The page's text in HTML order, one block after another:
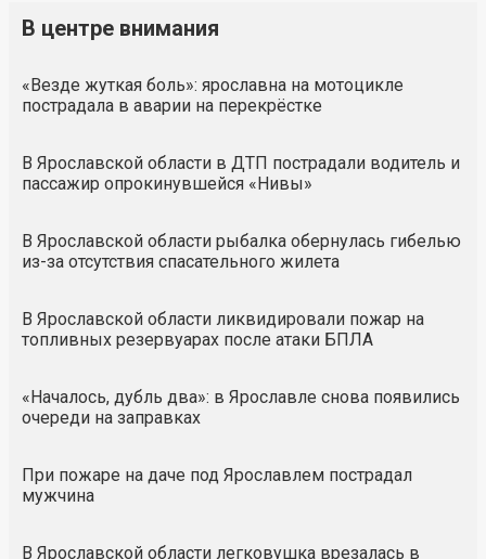
В центре внимания
«Везде жуткая боль»: ярославна на мотоцикле
пострадала в аварии на перекрёстке
В Ярославской области в ДТП пострадали водитель и
пассажир опрокинувшейся «Нивы»
В Ярославской области рыбалка обернулась гибелью
из-за отсутствия спасательного жилета
В Ярославской области ликвидировали пожар на
топливных резервуарах после атаки БПЛА
«Началось, дубль два»: в Ярославле снова появились
очереди на заправках
При пожаре на даче под Ярославлем пострадал
мужчина
В Ярославской области легковушка врезалась в